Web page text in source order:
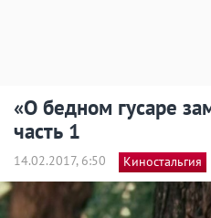
«О бедном гусаре
часть 1
14.02.2017, 6:50 Киностальгия